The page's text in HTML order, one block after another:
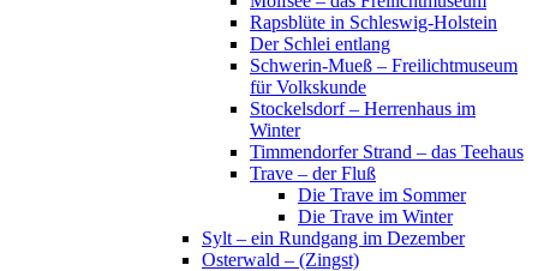
Rapsblüte in Schleswig-Holstein
Der Schlei entlang
Schwerin-Mueß – Freilichtmuseum
für Volkskunde
Stockelsdorf – Herrenhaus im
Winter
Timmendorfer Strand – das Teehaus
Trave – der Fluß
Die Trave im Sommer
Die Trave im Winter
Sylt – ein Rundgang im Dezember
Osterwald – (Zingst)